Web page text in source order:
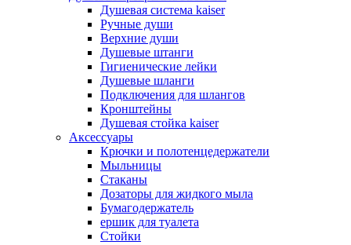
Душевая система kaiser
Ручные души
Верхние души
Душевые штанги
Гигиенические лейки
Душевые шланги
Подключения для шлангов
Кронштейны
Душевая стойка kaiser
Аксессуары
Крючки и полотенцедержатели
Мыльницы
Стаканы
Дозаторы для жидкого мыла
Бумагодержатель
ершик для туалета
Стойки